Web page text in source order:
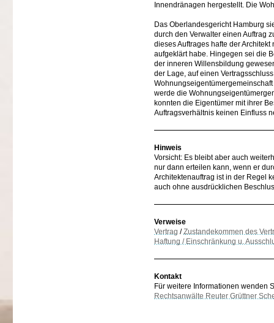
Innendränagen hergestellt. Die
Das Oberlandesgericht Hamburg
durch den Verwalter einen Auftrag
dieses Auftrages hafte der
aufgeklärt habe. Hingegen sei die
der inneren Willensbildung
der Lage, auf einen
werde die
konnten die Eigentümer mit ihrer
Auftragsverhältnis keinen Einfluss
Hinweis
Vorsicht: Es bleibt aber auch
nur dann erteilen kann, wenn er
Architektenauftrag ist in der Regel
auch ohne ausdrücklichen
Verweise
Vertrag /Zustandekommen des
Haftung / Einschränkung u.
Kontakt
Für weitere Informationen wenden
Rechtsanwälte Reuter Grüttner